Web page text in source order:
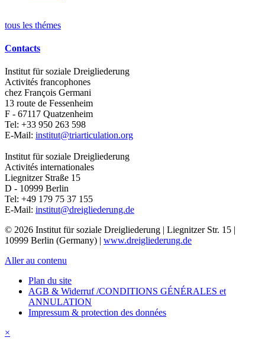
tous les thémes
Contacts
Institut für soziale Dreigliederung
Activités francophones
chez François Germani
13 route de Fessenheim
F - 67117 Quatzenheim
Tel: +33 950 263 598
E-Mail: institut@triarticulation.org
Institut für soziale Dreigliederung
Activités internationales
Liegnitzer Straße 15
D - 10999 Berlin
Tel: +49 179 75 37 155
E-Mail: institut@dreigliederung.de
© 2026 Institut für soziale Dreigliederung | Liegnitzer Str. 15 |
10999 Berlin (Germany) | www.dreigliederung.de
Aller au contenu
Plan du site
AGB & Widerruf /CONDITIONS GÉNÉRALES et
ANNULATION
Impressum & protection des données
×